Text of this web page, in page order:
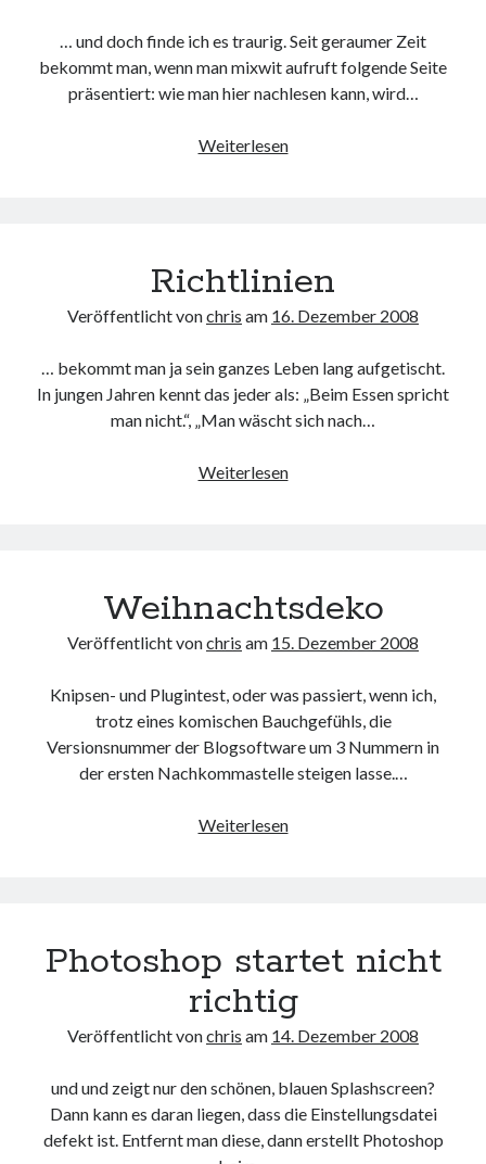
… und doch finde ich es traurig. Seit geraumer Zeit
bekommt man, wenn man mixwit aufruft folgende Seite
präsentiert: wie man hier nachlesen kann, wird…
Weiterlesen(Nur)
Richtlinien
Veröffentlicht vonchris am 16. Dezember 2008
… bekommt man ja sein ganzes Leben lang aufgetischt.
In jungen Jahren kennt das jeder als: „Beim Essen spricht
man nicht.“, „Man wäscht sich nach…
WeiterlesenRichtlinien
Weihnachtsdeko
Veröffentlicht vonchris am 15. Dezember 2008
Knipsen- und Plugintest, oder was passiert, wenn ich,
trotz eines komischen Bauchgefühls, die
Versionsnummer der Blogsoftware um 3 Nummern in
der ersten Nachkommastelle steigen lasse.…
WeiterlesenWeihnachtsdeko
Photoshop startet nicht
richtig
Veröffentlicht vonchris am 14. Dezember 2008
und und zeigt nur den schönen, blauen Splashscreen?
Dann kann es daran liegen, dass die Einstellungsdatei
defekt ist. Entfernt man diese, dann erstellt Photoshop